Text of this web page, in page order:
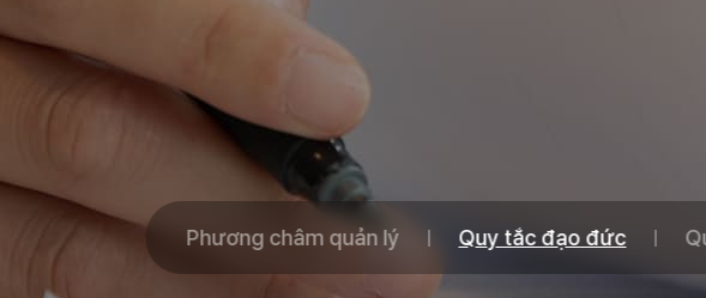
Phương châm quản lý Quy tắc đạo đức